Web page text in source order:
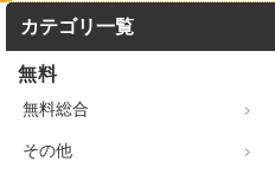
カテゴリ一覧
無料
無料総合
その他